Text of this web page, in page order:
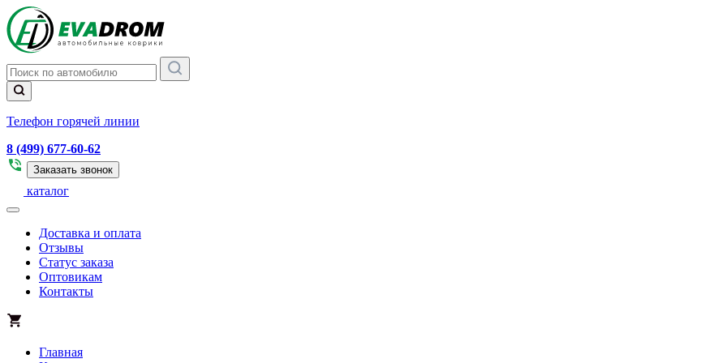
Телефон горячей линии
8 (499) 677-60-62
Заказать звонок
каталог
Доставка и оплата
Отзывы
Статус заказа
Оптовикам
Контакты
Главная